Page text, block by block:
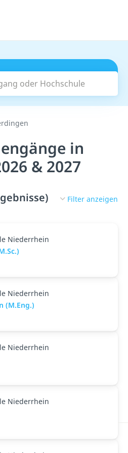
oder Hochschule
Suchen
in
& 2027
Filter anzeigen
Niederrhein
Niederrhein
(M.Eng.)
Niederrhein
Niederrhein